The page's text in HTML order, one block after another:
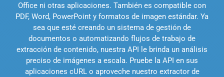
Office ni otras aplicaciones. También es compatible con
PDF, Word, PowerPoint y formatos de imagen estándar. Ya
sea que esté creando un sistema de gestión de
documentos o automatizando flujos de trabajo de
extracción de contenido, nuestra API le brinda un análisis
preciso de imágenes a escala. Pruebe la API en sus
aplicaciones cURL o aproveche nuestro extractor de